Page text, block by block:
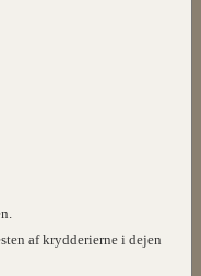
af krydderierne i dejen